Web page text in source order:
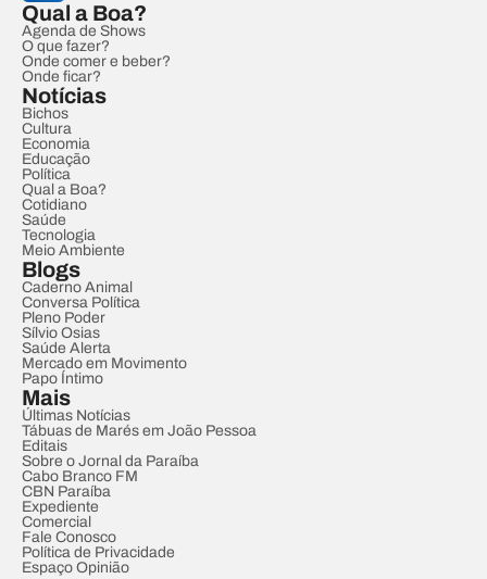
Qual a Boa?
Agenda de Shows
O que fazer?
Onde comer e beber?
Onde ficar?
Notícias
Bichos
Cultura
Economia
Educação
Política
Qual a Boa?
Cotidiano
Saúde
Tecnologia
Meio Ambiente
Blogs
Caderno Animal
Conversa Política
Pleno Poder
Sílvio Osias
Saúde Alerta
Mercado em Movimento
Papo Íntimo
Mais
Últimas Notícias
Tábuas de Marés em João Pessoa
Editais
Sobre o Jornal da Paraíba
Cabo Branco FM
CBN Paraíba
Expediente
Comercial
Fale Conosco
Política de Privacidade
Espaço Opinião